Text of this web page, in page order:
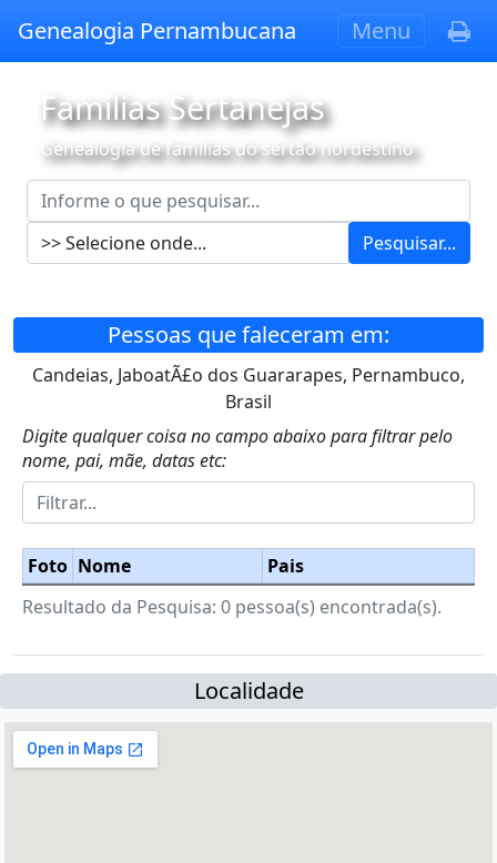
Genealogia Pernambucana Menu
Famílias Sertanejas
Genealogia de famílias do sertão nordestino
Pesquisar...
Pessoas que faleceram em:
Candeias, JaboatÃ£o dos Guararapes, Pernambuco,
Brasil
Digite qualquer coisa no campo abaixo para filtrar pelo
nome, pai, mãe, datas etc:
Foto Nome
Pais
Resultado da Pesquisa: 0 pessoa(s) encontrada(s).
Localidade